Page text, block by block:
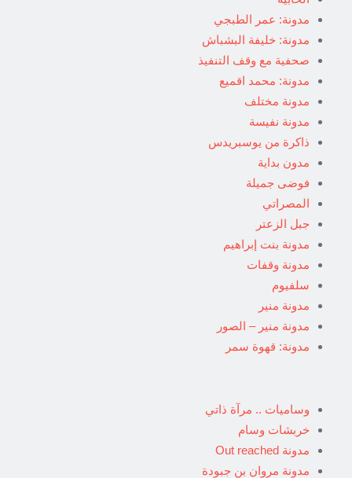
مدونة: عمر الطبجي
مدونة: خليفة البشباش
صحفية مع وقف التنفيذ
مدونة: محمد اقميع
مدونة مختلف
مدونة نفيسة
ذاكرة من يوسبريدس
مدون بداية
فوضى جميلة
المصراتي
جبل الزعتر
مدونة بنت إبراهيم
مدونة وقفات
سلفيوم
مدونة منير
مدونة منير – الصور
مدونة: قهوة سمر
وساميات .. مرآة ذاتي
خربشات وسام
مدونة Out reached
مدونة مروان بن جبودة